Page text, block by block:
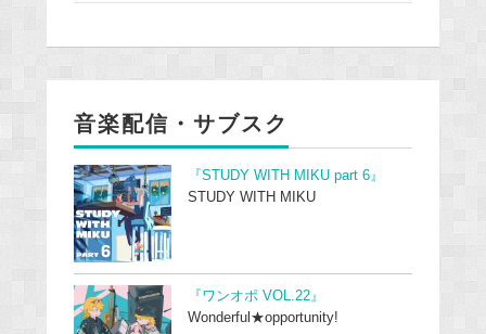
音楽配信・サブスク
『STUDY WITH MIKU part 6』
STUDY WITH MIKU
『ワンオポ VOL.22』
Wonderful★opportunity!